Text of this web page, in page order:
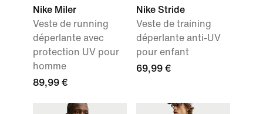
Nike Miler
Veste de running
déperlante avec
protection UV pour
homme
89,99 €
Nike Stride
Veste de training
déperlante anti-UV
pour enfant
69,99 €